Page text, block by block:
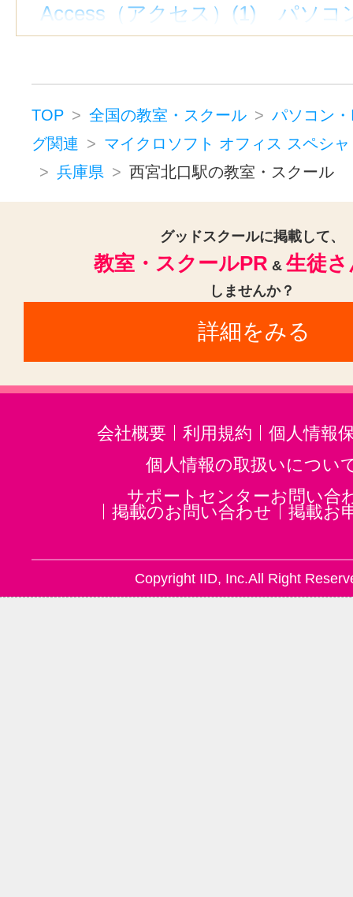
Access（アクセス）(1)
パソコ
プログラミング(1)
VB(1)
P検・PC検定(1)
ITパスポート
パソコン・ITプログラミングそ
TOP 全国の教室・スクール
パソコン
グ関連
マイクロソフト オフィス スペシ
兵庫県
西宮北口駅の教室・スクール
グッドスクールに掲載して、
教室・スクールPR & 生徒
しませんか？
詳細をみる
会社概要 利用規約
個人情報
個人情報の取扱いについ
サポートセンターお問い合
掲載のお問い合わせ
掲載お
Copyright IID, Inc.All Right